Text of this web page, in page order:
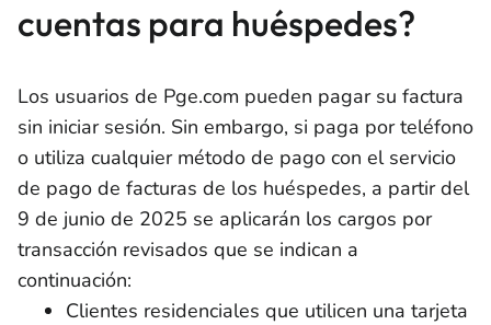
cuentas para huéspedes?
Los usuarios de Pge.com pueden pagar su factura
sin iniciar sesión. Sin embargo, si paga por teléfono
o utiliza cualquier método de pago con el servicio
de pago de facturas de los huéspedes, a partir del
9 de junio de 2025 se aplicarán los cargos por
transacción revisados que se indican a
continuación:
Clientes residenciales que utilicen una tarjeta